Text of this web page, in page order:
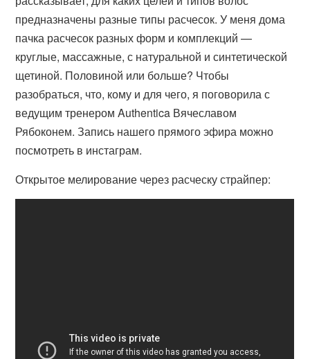
предназначены разные типы расчесок. У меня дома
пачка расчесок разных форм и комплекций —
круглые, массажные, с натуральной и синтетической
щетиной. Половиной или больше? Чтобы
разобраться, что, кому и для чего, я поговорила с
ведущим тренером Authentica Вячеславом
Рябоконем. Запись нашего прямого эфира можно
посмотреть в инстаграм.
Открытое мелирование через расческу страйпер: